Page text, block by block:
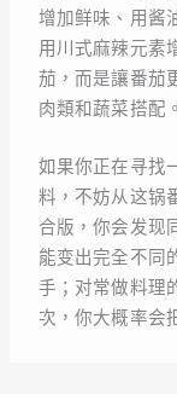
增加鲜味、用酱
用川式麻辣元素
茄，而是讓番茄
肉類和蔬菜搭配。
如果你正在寻找
料，不妨从这锅
合版，你会发现
能变出完全不同
手；对常做料理
次，你大概率会